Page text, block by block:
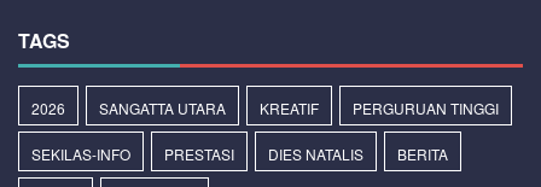
TAGS
2026 SANGATTA UTARA KREATIF PERGURUAN TINGGI
SEKILAS-INFO PRESTASI DIES NATALIS BERITA